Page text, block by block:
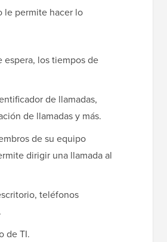
le permite hacer lo
espera, los tiempos de
de llamadas,
de llamadas y más.
de su equipo
dirigir una llamada al
teléfonos
de TI.